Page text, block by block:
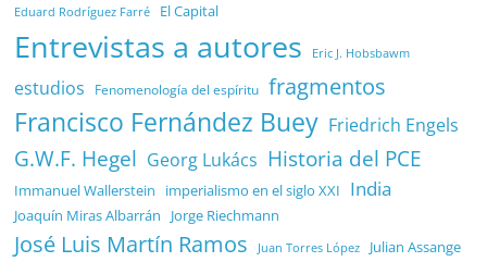
Eduard Rodríguez Farré El Capital
Entrevistas a autores Eric J. Hobsbawm
estudios Fenomenología del espíritu fragmentos
Francisco Fernández Buey Friedrich Engels
G.W.F. Hegel Georg Lukács Historia del PCE
Immanuel Wallerstein imperialismo en el siglo XXI India
Joaquín Miras Albarrán Jorge Riechmann
José Luis Martín Ramos Juan Torres López Julian Assange